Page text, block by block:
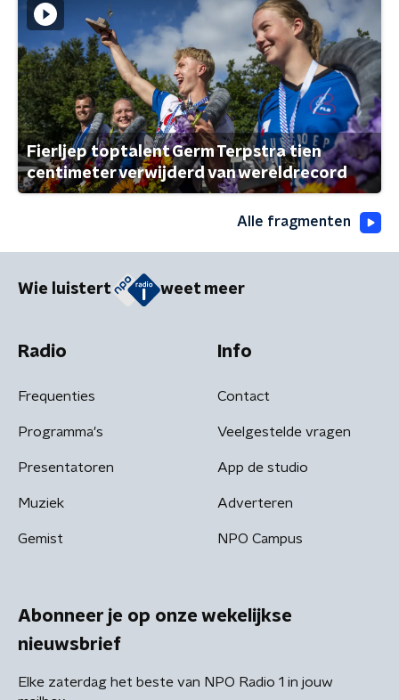
Fierljep toptalent Germ Terpstra tien
centimeter verwijderd van wereldrecord
Alle fragmenten
Wie luistert weet meer
Radio
Frequenties
Programma's
Presentatoren
Muziek
Gemist
Info
Contact
Veelgestelde vragen
App de studio
Adverteren
NPO Campus
Abonneer je op onze wekelijkse
nieuwsbrief
Elke zaterdag het beste van NPO Radio 1 in jouw